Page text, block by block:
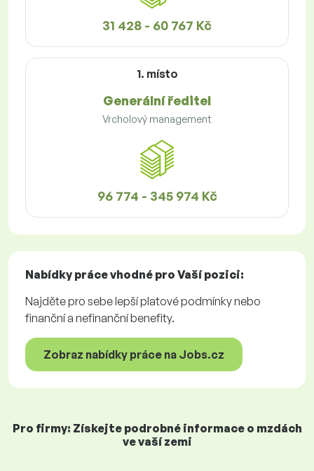
31 428 - 60 767 Kč
1. místo
Generální ředitel
Vrcholový management
96 774 - 345 974 Kč
Nabídky prácevhodné pro Vaší pozici:
Najděte pro sebe lepší platové podmínky nebo
finanční a nefinanční benefity.
Zobraz nabídky práce na Jobs.cz
Pro firmy: Získejte podrobné informace o mzdách
ve vaší zemi